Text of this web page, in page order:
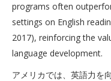
programs often
settings on English
2017), reinforcing the
language development.
アメリカでは、英語力を